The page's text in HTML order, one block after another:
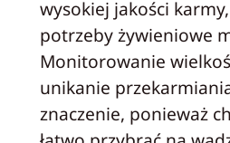
wysokiej jakości
potrzeby żywieniowe
Monitorowanie
unikanie
znaczenie, ponieważ